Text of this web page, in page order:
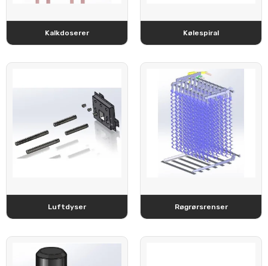
Kalkdoserer Kølespiral
Luftdyser Røgrørsrenser